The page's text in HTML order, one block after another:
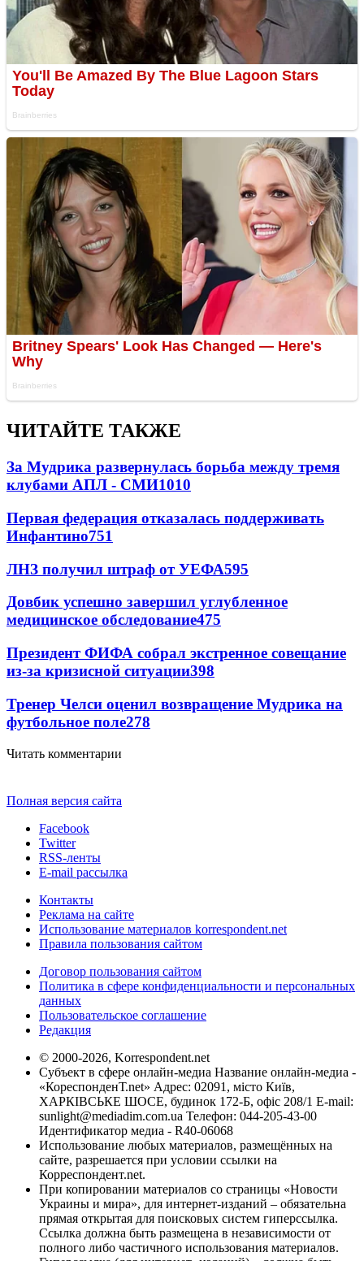
ЧИТАЙТЕ ТАКЖЕ
За Мудрика развернулась борьба между тремя
клубами АПЛ - СМИ1010
Первая федерация отказалась поддерживать
Инфантино751
ЛНЗ получил штраф от УЕФА595
Довбик успешно завершил углубленное
медицинское обследование475
Президент ФИФА собрал экстренное совещание
из-за кризисной ситуации398
Тренер Челси оценил возвращение Мудрика на
футбольное поле278
Читать комментарии
Полная версия сайта
Facebook
Twitter
RSS-ленты
E-mail рассылка
Контакты
Реклама на сайте
Использование материалов korrespondent.net
Правила пользования сайтом
Договор пользования сайтом
Политика в сфере конфиденциальности и персональных
данных
Пользовательское соглашение
Редакция
© 2000-2026, Korrespondent.net
Субъект в сфере онлайн-медиа Название онлайн-медиа -
«КореспонденТ.net» Адрес: 02091, місто Київ,
ХАРКІВСЬКЕ ШОСЕ, будинок 172-Б, офіс 208/1 E-mail:
sunlight@mediadim.com.ua Телефон: 044-205-43-00
Идентификатор медиа - R40-06068
Использование любых материалов, размещённых на
сайте, разрешается при условии ссылки на
Корреспондент.net.
При копировании материалов со страницы «Новости
Украины и мира», для интернет-изданий – обязательна
прямая открытая для поисковых систем гиперссылка.
Ссылка должна быть размещена в независимости от
полного либо частичного использования материалов.